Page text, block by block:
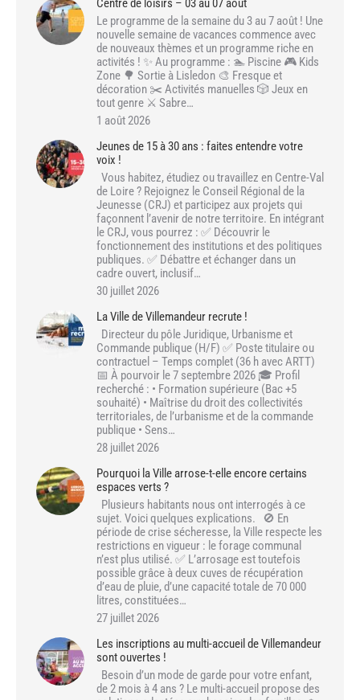
Centre de loisirs – 03 au 07 août
Le programme de la semaine du 3 au 7 août ! Une
nouvelle semaine de vacances commence avec
de nouveaux thèmes et un programme riche en
activités ! ✨ Au programme : 🏊 Piscine 🎮 Kids
Zone 🌳 Sortie à Lisledon 🎨 Fresque et
décoration ✂️ Activités manuelles 🎲 Jeux en
tout genre ⚔️ Sabre…
1 août 2026
Jeunes de 15 à 30 ans : faites entendre votre
voix !
Vous habitez, étudiez ou travaillez en Centre-Val
de Loire ? Rejoignez le Conseil Régional de la
Jeunesse (CRJ) et participez aux projets qui
façonnent l’avenir de notre territoire. En intégrant
le CRJ, vous pourrez : ✅ Découvrir le
fonctionnement des institutions et des politiques
publiques. ✅ Débattre et échanger dans un
cadre ouvert, inclusif…
30 juillet 2026
La Ville de Villemandeur recrute !
Directeur du pôle Juridique, Urbanisme et
Commande publique (H/F) ✅ Poste titulaire ou
contractuel – Temps complet (36 h avec ARTT)
📅 À pourvoir le 7 septembre 2026 🎓 Profil
recherché : • Formation supérieure (Bac +5
souhaité) • Maîtrise du droit des collectivités
territoriales, de l’urbanisme et de la commande
publique • Sens…
28 juillet 2026
Pourquoi la Ville arrose-t-elle encore certains
espaces verts ?
Plusieurs habitants nous ont interrogés à ce
sujet. Voici quelques explications. 🚫 En
période de crise sécheresse, la Ville respecte les
restrictions en vigueur : le forage communal
n’est plus utilisé. ✅ L’arrosage est toutefois
possible grâce à deux cuves de récupération
d’eau de pluie, d’une capacité totale de 70 000
litres, constituées…
27 juillet 2026
Les inscriptions au multi-accueil de Villemandeur
sont ouvertes !
Besoin d’un mode de garde pour votre enfant,
de 2 mois à 4 ans ? Le multi-accueil propose des